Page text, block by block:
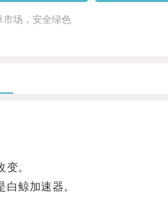
市场，安全绿色
。
鲸加速器。